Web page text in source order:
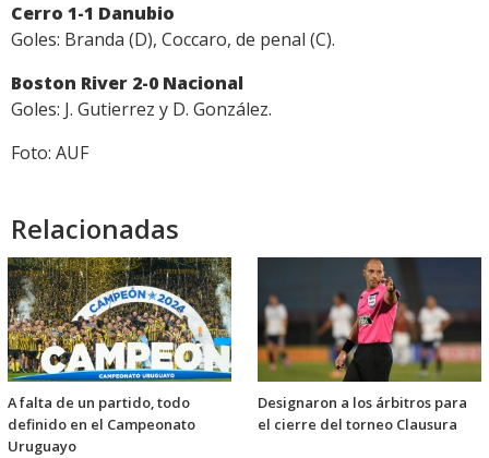
Cerro 1-1 Danubio
Goles: Branda (D), Coccaro, de penal (C).
Boston River 2-0 Nacional
Goles: J. Gutierrez y D. González.
Foto: AUF
Relacionadas
A falta de un partido, todo
definido en el Campeonato
Uruguayo
Designaron a los árbitros para
el cierre del torneo Clausura